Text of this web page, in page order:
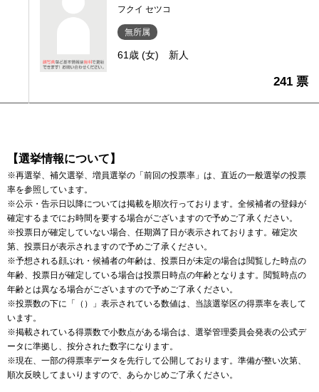
フクイ セツコ
無所属
61歳 (女) 新人
241 票
【選挙情報について】
※再選挙、補欠選挙、増員選挙の「前回の投票率」は、直近の一般選挙の投票
率を参照しています。
※公示・告示日以降については掲載を順次行っております。全候補者の登録が
確定するまでにお時間を要する場合がございますので予めご了承ください。
※投票日が確定していない場合、任期満了日が表示されております。確定次
第、投票日が表示されますので予めご了承ください。
※予想される顔ぶれ・候補者の年齢は、投票日が未定の場合は閲覧した時点の
年齢、投票日が確定している場合は投票日時点の年齢となります。閲覧時点の
年齢とは異なる場合がございますので予めご了承ください。
※投票数の下に「（）」表示されている数値は、当該選挙区の得票率を表して
います。
※掲載されている得票数で小数点がある場合は、選挙管理委員会発表の公式デ
ータに準拠し、按分された数字になります。
※現在、一部の得票率データを先行して公開しております。準備が整い次第、
順次反映してまいりますので、あらかじめご了承ください。